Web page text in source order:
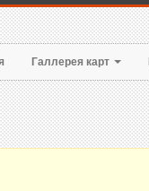
Галлерея карт